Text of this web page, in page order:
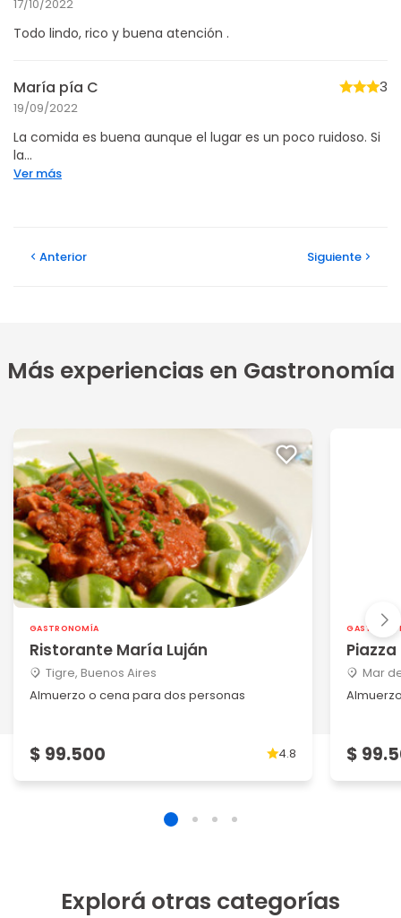
17/10/2022
Todo lindo, rico y buena atención .
María pía C
19/09/2022
3
La comida es buena aunque el lugar es un poco ruidoso. Si
la...
Ver más
Anterior Siguiente
Más experiencias en Gastronomía
GASTRONOMÍA
Ristorante María Luján
Tigre, Buenos Aires
Almuerzo o cena para dos personas
$ 99.500 4.8
Mar
$
Explorá otras categorías